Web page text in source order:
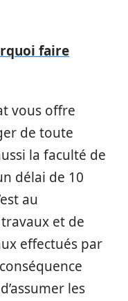
faire
vous offre
de toute
la faculté de
délai de 10
au
et de
effectués par
les